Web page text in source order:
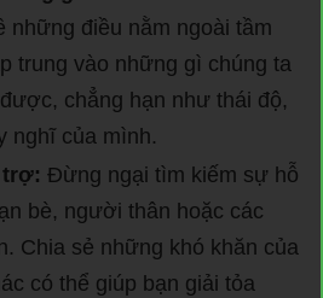
những điều nằm ngoài tầm
trung vào những gì chúng ta
chẳng hạn như thái độ,
nghĩ của mình.
Đừng ngại tìm kiếm sự hỗ
bè, người thân hoặc các
Chia sẻ những khó khăn của
có thể giúp bạn giải tỏa